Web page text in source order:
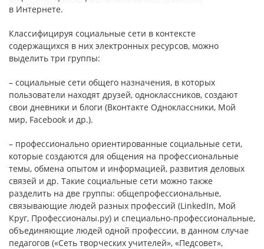
в Интернете.
Классифицируя социальные сети в контексте
содержащихся в них электронных ресурсов, можно
выделить три группы:
– социальные сети общего назначения, в которых
пользователи находят друзей, одноклассников, создают
свои дневники и блоги (Вконтакте Одноклассники, Мой
мир, Facebook и др.).
– профессионально ориентированные социальные сети,
которые создаются для общения на профессиональные
темы, обмена опытом и информацией, развития деловых
связей и др. Такие социальные сети можно также
разделить на две группы: общепрофессиональные,
связывающие людей разных профессий (LinkedIn, Мой
Круг, Профессионалы.ру) и специально-профессиональные,
объединяющие людей одной профессии, в данном случае
педагогов («Сеть творческих учителей», «Педсовет»,